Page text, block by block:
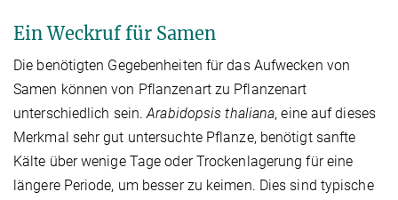
Ein Weckruf für Samen
Die benötigten Gegebenheiten für das Aufwecken von
Samen können von Pflanzenart zu Pflanzenart
unterschiedlich sein.Arabidopsis thaliana, eine auf dieses
Merkmal sehr gut untersuchte Pflanze, benötigt sanfte
Kälte über wenige Tage oder Trockenlagerung für eine
längere Periode, um besser zu keimen. Dies sind typische